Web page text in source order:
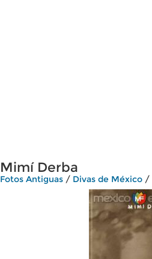
Mimí Derba
Fotos Antiguas / Divas de México /